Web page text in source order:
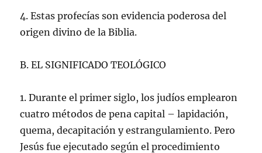
4. Estas profecías son evidencia poderosa del
origen divino de la Biblia.
B. EL SIGNIFICADO TEOLÓGICO
1. Durante el primer siglo, los judíos emplearon
cuatro métodos de pena capital – lapidación,
quema, decapitación y estrangulamiento. Pero
Jesús fue ejecutado según el procedimiento